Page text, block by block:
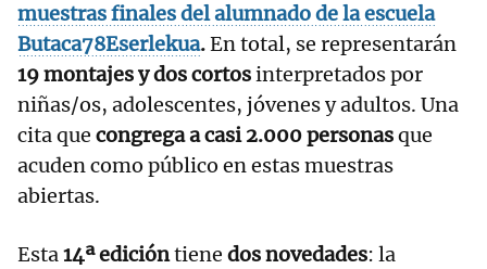
muestras finales del alumnado de la escuela
Butaca78Eserlekua.En total, se representarán
19 montajes y dos cortosinterpretados por
niñas/os, adolescentes, jóvenes y adultos. Una
cita que congrega a casi 2.000 personasque
acuden como público en estas muestras
abiertas.
Esta14ª edicióntiene dos novedades: la